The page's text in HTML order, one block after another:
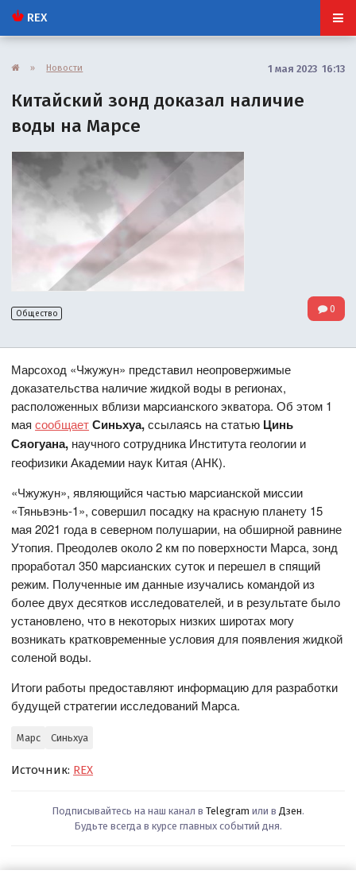
REX
» Новости 1 мая 2023 16:13
Китайский зонд доказал наличие
воды на Марсе
Общество 0
Марсоход «Чжужун» представил неопровержимые
доказательства наличие жидкой воды в регионах,
расположенных вблизи марсианского экватора. Об этом 1
маясообщаетСиньхуа,ссылаясь на статью Цинь
Сяогуана, научного сотрудника Института геологии и
геофизики Академии наук Китая (АНК).
«Чжужун», являющийся частью марсианской миссии
«Тяньвэнь-1», совершил посадку на красную планету 15
мая 2021 года в северном полушарии, на обширной равнине
Утопия. Преодолев около 2 км по поверхности Марса, зонд
проработал 350 марсианских суток и перешел в спящий
режим. Полученные им данные изучались командой из
более двух десятков исследователей, и в результате было
установлено, что в некоторых низких широтах могу
возникать кратковременные условия для появления жидкой
соленой воды.
Итоги работы предоставляют информацию для разработки
будущей стратегии исследований Марса.
Марс Синьхуа
Источник: REX
Подписывайтесь на наш канал в Telegram или в Дзен.
Будьте всегда в курсе главных событий дня.